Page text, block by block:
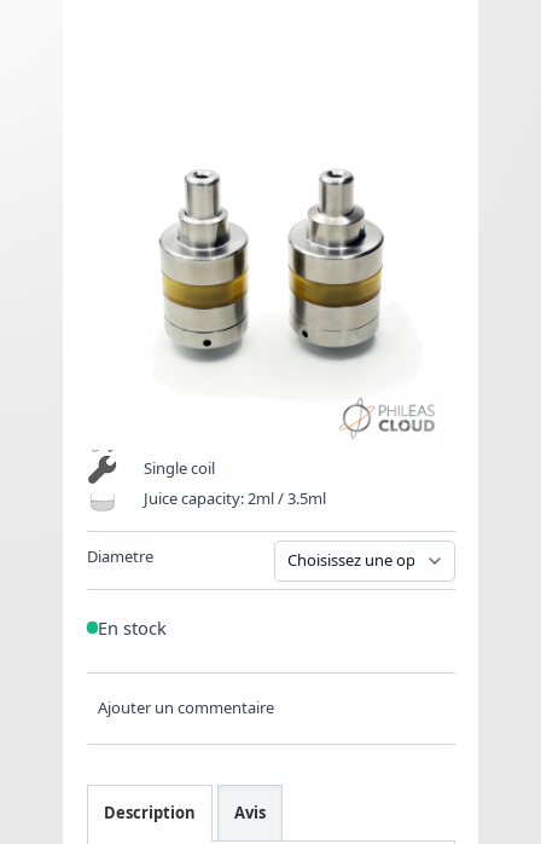
Kayfun [LITE] by SvoëMesto
Kayfun [LITE] by SvoëMesto.
La série des Kayfun Lite part d'un concept simple:
offrir un produit entrée de gamme de qualité
allemande qui offre l'expérience de vape d'un
Single coil
Juice capacity: 2ml / 3.5ml
Diametre
En stock
Ajouter un commentaire
Description Avis